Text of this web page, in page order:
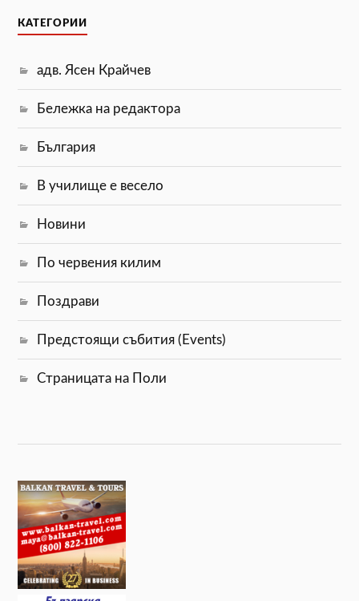
КАТЕГОРИИ
адв. Ясен Крайчев
Бележка на редактора
България
В училище е весело
Новини
По червения килим
Поздрави
Предстоящи събития (Events)
Страницата на Поли